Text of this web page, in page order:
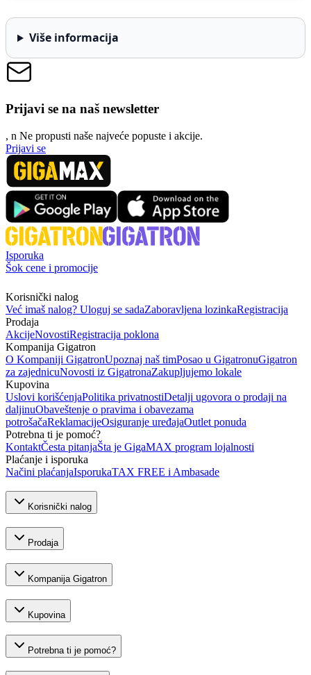
Više informacija
Prijavi se na naš newsletter
, n Ne propusti naše najveće popuste i akcije.
Prijavi se
Isporuka
Šok cene i promocije
Korisnički nalog
Već imaš nalog? Uloguj se sadaZaboravljena lozinkaRegistracija
Prodaja
AkcijeNovostiRegistracija poklona
Kompanija Gigatron
O Kompaniji GigatronUpoznaj naš timPosao u GigatronuGigatron
za zajednicuNovosti iz GigatronaZakupljujemo lokale
Kupovina
Uslovi korišćenjaPolitika privatnostiDetalji ugovora o prodaji na
daljinuObaveštenje o pravima i obavezama
potrošačaReklamacijeOsiguranje uređajaOutlet ponuda
Potrebna ti je pomoć?
KontaktČesta pitanjaŠta je GigaMAX program lojalnosti
Plaćanje i isporuka
Načini plaćanjaIsporukaTAX FREE i Ambasade
Korisnički nalog
Prodaja
Kompanija Gigatron
Kupovina
Potrebna ti je pomoć?